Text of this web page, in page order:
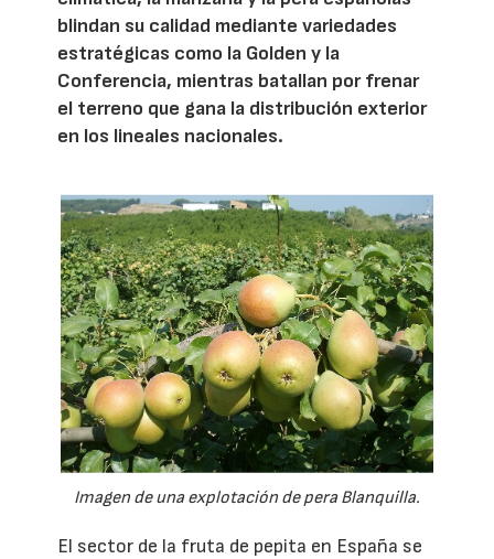
blindan su calidad mediante variedades
estratégicas como la Golden y la
Conferencia, mientras batallan por frenar
el terreno que gana la distribución exterior
en los lineales nacionales.
Imagen de una explotación de pera Blanquilla.
El sector de la fruta de pepita en España se